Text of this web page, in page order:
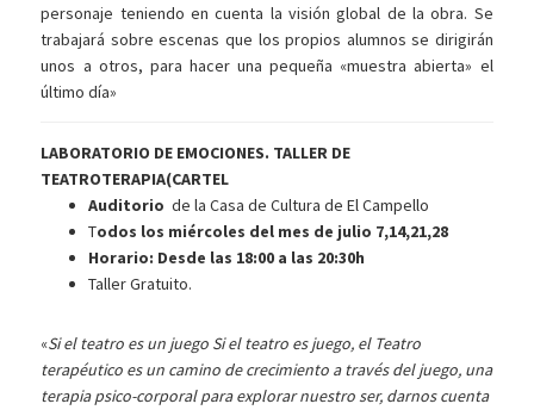
personaje teniendo en cuenta la visión global de la obra. Se
trabajará sobre escenas que los propios alumnos se dirigirán
unos a otros, para hacer una pequeña «muestra abierta» el
último día»
LABORATORIO DE EMOCIONES. TALLER DE
TEATROTERAPIA(CARTEL
Auditorio de la Casa de Cultura de El Campello
Todos los miércoles del mes de julio 7,14,21,28
Horario: Desde las 18:00 a las 20:30h
Taller Gratuito.
«Si el teatro es un juego Si el teatro es juego, el Teatro
terapéutico es un camino de crecimiento a través del juego, una
terapia psico-corporal para explorar nuestro ser, darnos cuenta